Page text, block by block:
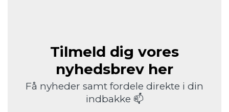
Tilmeld dig vores
nyhedsbrev her
Få nyheder samt fordele direkte i din
indbakke 📫